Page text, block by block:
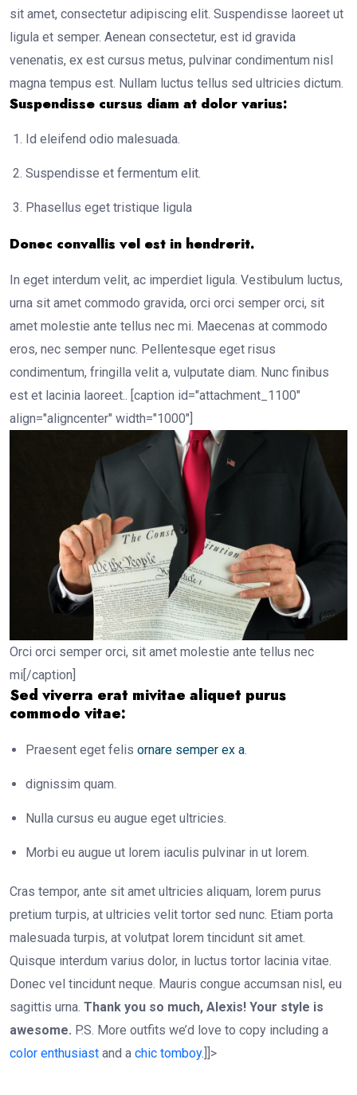
sit amet, consectetur adipiscing elit. Suspendisse laoreet ut
ligula et semper. Aenean consectetur, est id gravida
venenatis, ex est cursus metus, pulvinar condimentum nisl
magna tempus est. Nullam luctus tellus sed ultricies dictum.
Suspendisse cursus diam at dolor varius:
Id eleifend odio malesuada.
Suspendisse et fermentum elit.
Phasellus eget tristique ligula
Donec convallis vel est in hendrerit.
In eget interdum velit, ac imperdiet ligula. Vestibulum luctus,
urna sit amet commodo gravida, orci orci semper orci, sit
amet molestie ante tellus nec mi. Maecenas at commodo
eros, nec semper nunc. Pellentesque eget risus
condimentum, fringilla velit a, vulputate diam. Nunc finibus
est et lacinia laoreet.. [caption id="attachment_1100"
align="aligncenter" width="1000"]
Orci orci semper orci, sit amet molestie ante tellus nec
mi[/caption]
Sed viverra erat mivitae aliquet purus
commodo vitae:
Praesent eget felis ornare semper ex a.
dignissim quam.
Nulla cursus eu augue eget ultricies.
Morbi eu augue ut lorem iaculis pulvinar in ut lorem.
Cras tempor, ante sit amet ultricies aliquam, lorem purus
pretium turpis, at ultricies velit tortor sed nunc. Etiam porta
malesuada turpis, at volutpat lorem tincidunt sit amet.
Quisque interdum varius dolor, in luctus tortor lacinia vitae.
Donec vel tincidunt neque. Mauris congue accumsan nisl, eu
sagittis urna. Thank you so much, Alexis! Your style is
awesome. P.S. More outfits we’d love to copy including a
color enthusiast and a chic tomboy.]]>